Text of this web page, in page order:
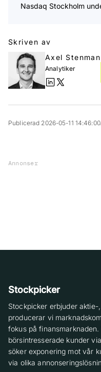
Nasdaq Stockholm
Skriven av
Axel Stenman
Analytiker
Publicerad 2026-05-11 14:46:00
Annonser
Stockpicker
Stockpicker erbjuder
producerar vi
fokus på
börsintresserade kunder
söker exponering mot vår
via olika